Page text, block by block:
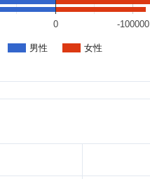
男性 女性
0 -100000